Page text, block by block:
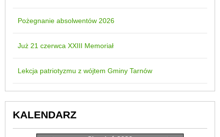
Pożegnanie absolwentów 2026
Już 21 czerwca XXIII Memoriał
Lekcja patriotyzmu z wójtem Gminy Tarnów
KALENDARZ